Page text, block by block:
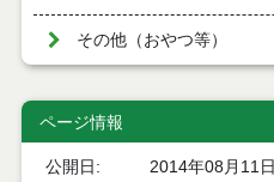
その他（おやつ等）
ページ情報
公開日
2014年08月11日